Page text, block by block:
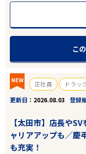
こ
NEW 正社員
ドラッ
更新日
2026.08.03 登録
【太田市】店長や
ャリアアップも／慶
も充実！